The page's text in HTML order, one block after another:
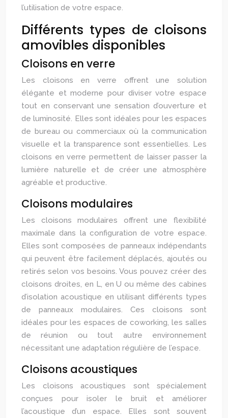
l’utilisation de votre espace.
Différents types de cloisons
amovibles disponibles
Cloisons en verre
Les cloisons en verre offrent une solution
élégante et moderne pour diviser votre espace
tout en conservant une sensation d’ouverture et
de luminosité. Elles sont idéales pour les espaces
de bureau ou commerciaux où la communication
visuelle et la transparence sont essentielles. Les
cloisons en verre permettent de laisser passer la
lumière naturelle et de créer une atmosphère
agréable et productive.
Cloisons modulaires
Les cloisons modulaires offrent une flexibilité
maximale dans la configuration de votre espace.
Elles sont composées de panneaux indépendants
qui peuvent être facilement déplacés, ajoutés ou
retirés selon vos besoins. Vous pouvez créer des
cloisons droites, en L, en U ou même des cabines
d’isolation acoustique en utilisant différents types
de panneaux modulaires. Ces cloisons sont
idéales pour les espaces de coworking, les salles
de réunion ou tout autre environnement
nécessitant une adaptation régulière de l’espace.
Cloisons acoustiques
Les cloisons acoustiques sont spécialement
conçues pour isoler le bruit et améliorer
l’acoustique d’un espace. Elles sont souvent